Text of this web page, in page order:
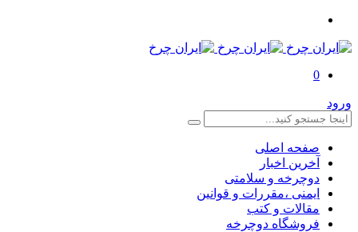
0
ورود
صفحه اصلی
آخرین اخبار
دوچرخه و سلامتی
ایمنی ،مقررات و قوانین
مقالات و کتب
فروشگاه دوچرخه